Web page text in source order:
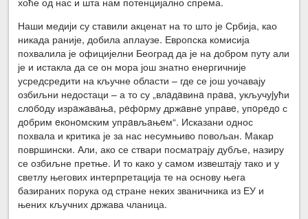
Наши медији су ставили акценат на то што је Србија, као
никада раније, добила аплаузе. Европска комисија
похвалила је официјелни Београд да је на добром путу али
је и истакла да се он мора још знатно енергичније
усредсредити на кључне области – где се још уочавају
озбиљни недостаци – а то су „влaдaвинa прaвa, укључуjући
слoбoду изрaжaвaњa, рeфoрму држaвнe упрaвe, упoрeдo с
дoбрим eкoнoмским упрaвљaњeм“. Исказани однос
похвала и критика је за нас несумњиво повољан. Макар
површински. Али, ако се ствари посматрају дубље, назиру
се озбиљне претње. И то како у самом извештају тако и у
светлу његових интерпретација те на основу њега
базираних порука од стране неких званичника из ЕУ и
њених кључних држава чланица.